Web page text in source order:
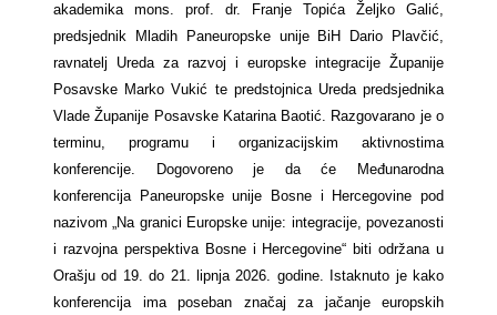
akademika mons. prof. dr. Franje Topića Željko Galić,
predsjednik Mladih Paneuropske unije BiH Dario Plavčić,
ravnatelj Ureda za razvoj i europske integracije Županije
Posavske Marko Vukić te predstojnica Ureda predsjednika
Vlade Županije Posavske Katarina Baotić. Razgovarano je o
terminu, programu i organizacijskim aktivnostima
konferencije. Dogovoreno je da će Međunarodna
konferencija Paneuropske unije Bosne i Hercegovine pod
nazivom „Na granici Europske unije: integracije, povezanosti
i razvojna perspektiva Bosne i Hercegovine“ biti održana u
Orašju od 19. do 21. lipnja 2026. godine. Istaknuto je kako
konferencija ima poseban značaj za jačanje europskih